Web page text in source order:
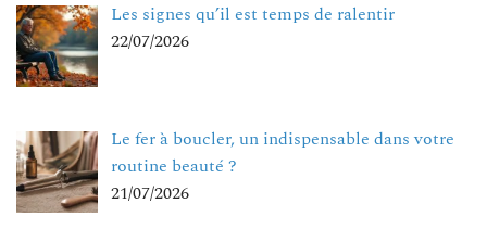
Les signes qu’il est temps de ralentir
22/07/2026
Le fer à boucler, un indispensable dans votre
routine beauté ?
21/07/2026